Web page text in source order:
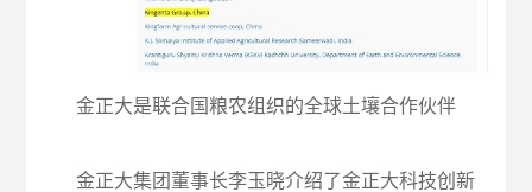
金正大是联合国粮农组织的全球土壤合作伙伴
金正大集团董事长李玉晓介绍了金正大科技创新